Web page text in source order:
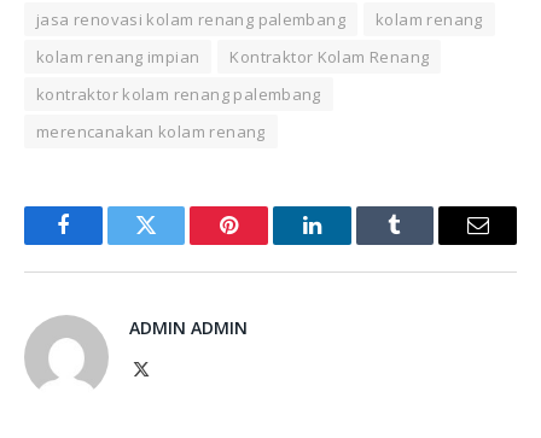
jasa renovasi kolam renang palembang
kolam renang
kolam renang impian
Kontraktor Kolam Renang
kontraktor kolam renang palembang
merencanakan kolam renang
FacebookTwitter Pinterest LinkedInTumblr Email
ADMIN ADMIN